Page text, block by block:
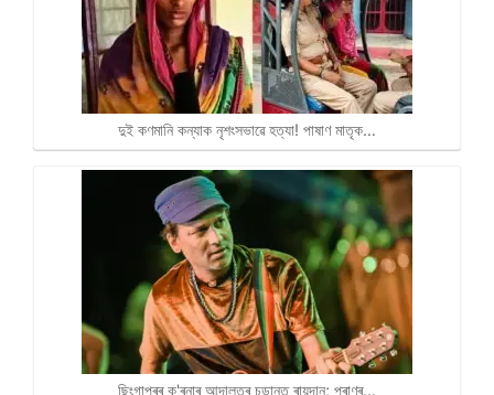
দুই কণমানি কন্যাক নৃশংসভাৱে হত্যা! পাষাণ মাতৃক…
ছিংগাপুৰৰ ক'ৰনাৰ আদালতৰ চূড়ান্ত ৰায়দান; প্ৰাণৰ…